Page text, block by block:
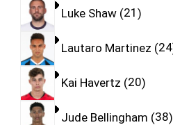
Luke Shaw 21
Lautaro Martinez 24
Kai Havertz 20
Jude Bellingham 38